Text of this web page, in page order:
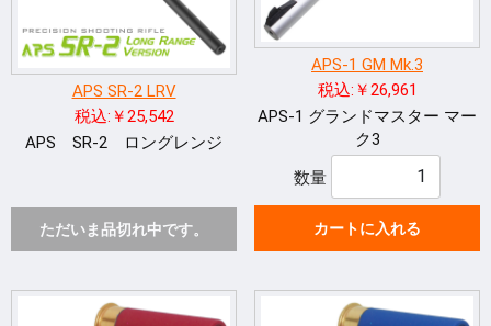
APS SR-2 LRV
税込:￥25,542
APS SR-2 ロングレンジ
ただいま品切れ中です。
APS-1 GM Mk.3
税込:￥26,961
APS-1 グランドマスター マー
ク3
数量
カートに入れる